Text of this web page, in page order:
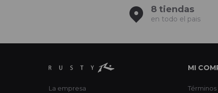
8 tiendas
en todo el pais
La empresa
MI